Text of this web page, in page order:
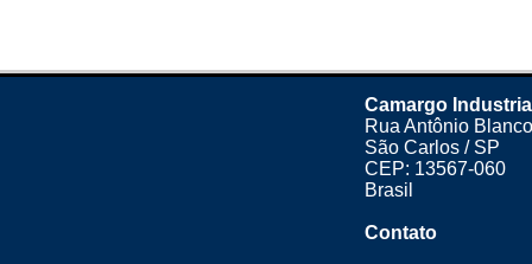
Camargo
Rua Antônio
São Carlos / SP
CEP: 13567-060
Brasil
Contato